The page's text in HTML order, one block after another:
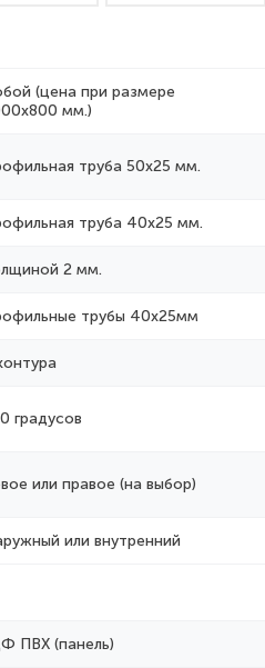
(цена при размере
мм.)
труба 50х25 мм.
труба 40х25 мм.
2 мм.
трубы 40х25мм
градусов
или правое (на выбор)
или внутренний
ПВХ (панель)